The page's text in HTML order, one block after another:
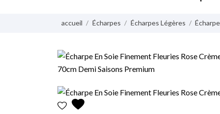
accueil Écharpes Écharpes Légères